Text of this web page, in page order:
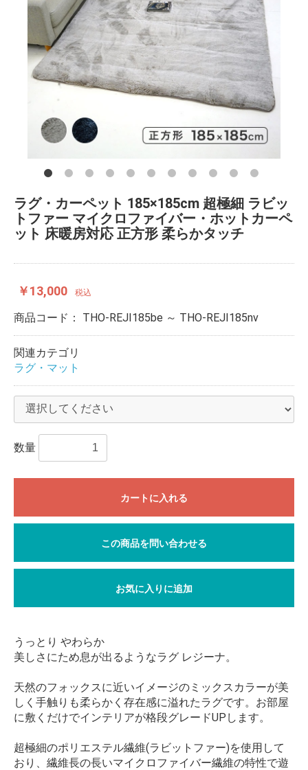
ラグ・カーペット 185×185cm 超極細 ラビッ
トファー マイクロファイバー・ホットカーペ
ット 床暖房対応 正方形 柔らかタッチ
￥13,000 税込
商品コード： THO-REJI185be ～ THO-REJI185nv
関連カテゴリ
ラグ・マット
数量
カートに入れる
この商品を問い合わせる
お気に入りに追加
うっとり やわらか
美しさにため息が出るようなラグ レジーナ。
天然のフォックスに近いイメージのミックスカラーが美
しく手触りも柔らかく存在感に溢れたラグです。お部屋
に敷くだけでインテリアが格段グレードUPします。
超極細のポリエステル繊維(ラビットファー)を使用して
おり、繊維長の長いマイクロファイバー繊維の特性で遊